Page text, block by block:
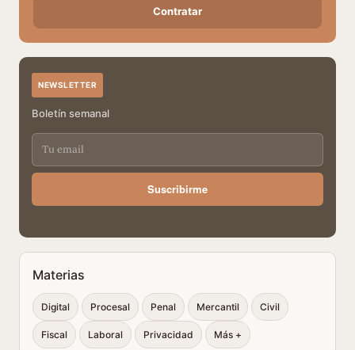
Contratar
NEWSLETTER
Boletín semanal
Suscribirme
Materias
Digital Procesal Penal Mercantil Civil
Fiscal Laboral Privacidad Más +